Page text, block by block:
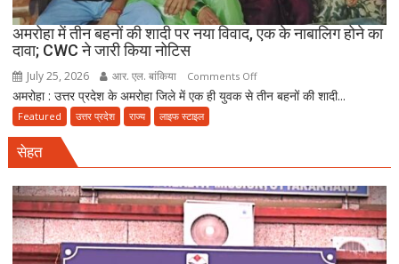
अमरोहा में तीन बहनों की शादी पर नया विवाद, एक के नाबालिग होने का
दावा; CWC ने जारी किया नोटिस
July 25, 2026 आर. एल. बांकिया Comments Offon
अमरोहा
की
शादी
पर
नया
विवाद,
अमरोहा : उत्तर प्रदेश के अमरोहा जिले में एक ही युवक से तीन बहनों की शादी...
Featured उत्तर प्रदेश राज्य लाइफ स्टाइल
सेहत